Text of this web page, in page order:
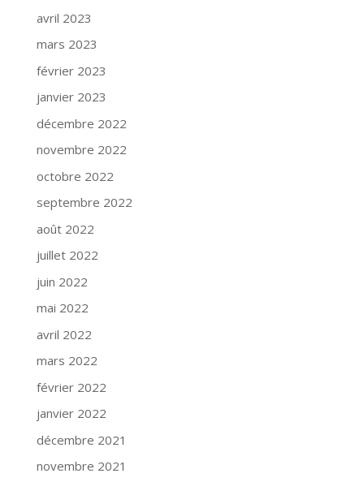
avril 2023
mars 2023
février 2023
janvier 2023
décembre 2022
novembre 2022
octobre 2022
septembre 2022
août 2022
juillet 2022
juin 2022
mai 2022
avril 2022
mars 2022
février 2022
janvier 2022
décembre 2021
novembre 2021